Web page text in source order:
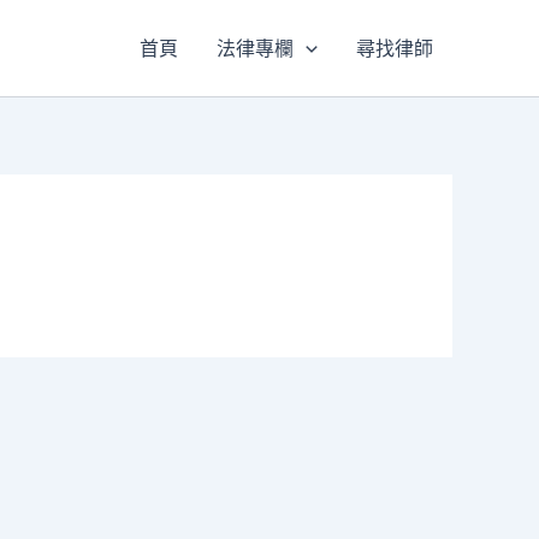
首頁 法律專欄 尋找律師